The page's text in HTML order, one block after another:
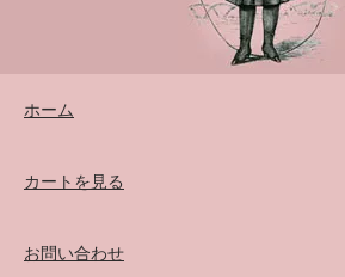
ホーム
カートを見る
お問い合わせ